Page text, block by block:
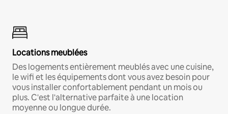
Locations meublées
Des logements entièrement meublés avec une cuisine,
le wifi et les équipements dont vous avez besoin pour
vous installer confortablement pendant un mois ou
plus. C'est l'alternative parfaite à une location
moyenne ou longue durée.